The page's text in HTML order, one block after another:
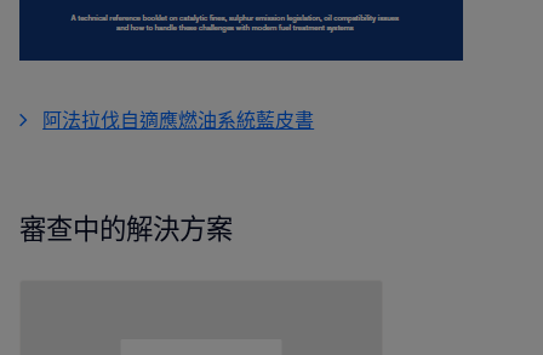
阿法拉伐自適應燃油系統藍皮書
審查中的解決方案